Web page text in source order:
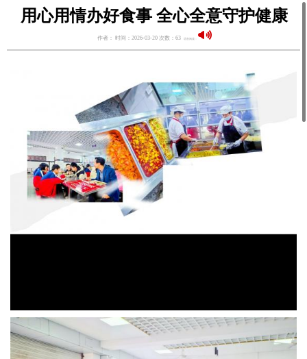
用心用情办好食事 全心全意守护健康
作者： 时间：2026-03-20 次数：63 语音阅读：